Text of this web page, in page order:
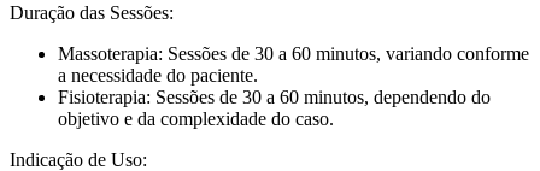
Duração das Sessões:
Massoterapia: Sessões de 30 a 60 minutos, variando conforme
a necessidade do paciente.
Fisioterapia: Sessões de 30 a 60 minutos, dependendo do
objetivo e da complexidade do caso.
Indicação de Uso: